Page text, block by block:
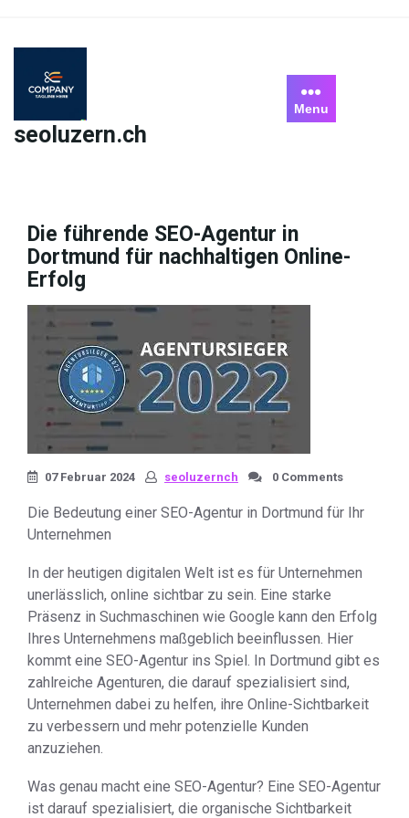
content
seoluzern.ch
Menu
Die führende SEO-Agentur in
Dortmund für nachhaltigen Online-
Erfolg
07 Februar 2024 seoluzernch 0 Comments
Die Bedeutung einer SEO-Agentur in Dortmund für Ihr
Unternehmen
In der heutigen digitalen Welt ist es für Unternehmen
unerlässlich, online sichtbar zu sein. Eine starke
Präsenz in Suchmaschinen wie Google kann den Erfolg
Ihres Unternehmens maßgeblich beeinflussen. Hier
kommt eine SEO-Agentur ins Spiel. In Dortmund gibt es
zahlreiche Agenturen, die darauf spezialisiert sind,
Unternehmen dabei zu helfen, ihre Online-Sichtbarkeit
zu verbessern und mehr potenzielle Kunden
anzuziehen.
Was genau macht eine SEO-Agentur? Eine SEO-Agentur
ist darauf spezialisiert, die organische Sichtbarkeit